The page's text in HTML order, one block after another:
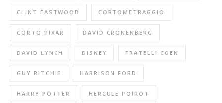
CLINT EASTWOOD CORTOMETRAGGIO
CORTO PIXAR DAVID CRONENBERG
DAVID LYNCH DISNEY FRATELLI COEN
GUY RITCHIE HARRISON FORD
HARRY POTTER HERCULE POIROT